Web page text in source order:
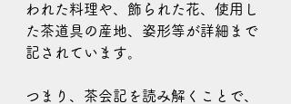
われた料理や、飾られた花、使用し
た茶道具の産地、姿形等が詳細まで
記されています。
つまり、茶会記を読み解くことで、